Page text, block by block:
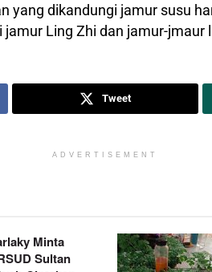
yang dikandungi jamur susu
Ling Zhi dan jamur-jmaur
Tweet
ADVERTISEMENT
Minta
Sultan